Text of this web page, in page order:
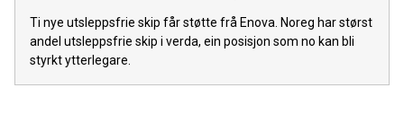
Ti nye utsleppsfrie skip får støtte frå Enova. Noreg har størst
andel utsleppsfrie skip i verda, ein posisjon som no kan bli
styrkt ytterlegare.